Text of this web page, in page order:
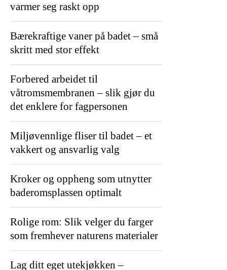
varmer seg raskt opp
Bærekraftige vaner på badet – små
skritt med stor effekt
Forbered arbeidet til
våtromsmembranen – slik gjør du
det enklere for fagpersonen
Miljøvennlige fliser til badet – et
vakkert og ansvarlig valg
Kroker og oppheng som utnytter
baderomsplassen optimalt
Rolige rom: Slik velger du farger
som fremhever naturens materialer
Lag ditt eget utekjøkken –